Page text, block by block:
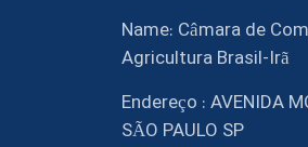
Name: Câmara de
Agricultura Brasil-Irã
Endereço : AVENIDA
SÃO PAULO SP